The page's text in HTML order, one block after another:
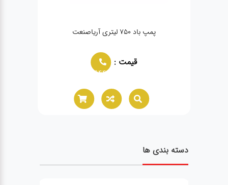
پمپ باد ۷۵۰ لیتری آریاصنعت
قیمت :
02166021944
دسته بندی ها